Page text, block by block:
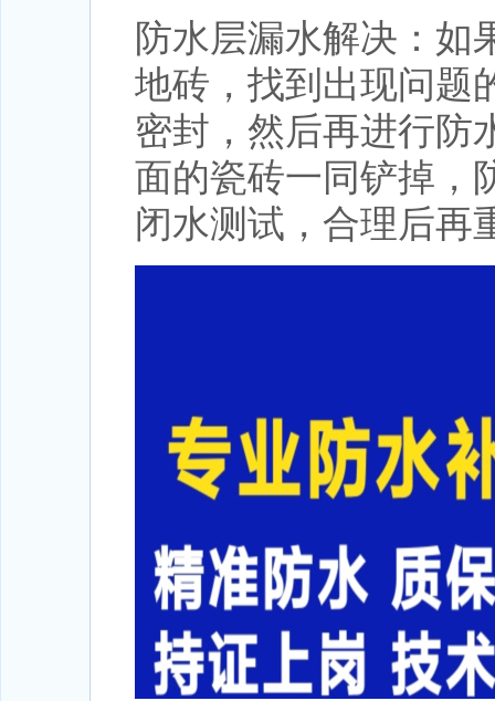
防水层漏水解决：如
地砖，找到出现问题
密封，然后再进行防
面的瓷砖一同铲掉，
闭水测试，合理后再